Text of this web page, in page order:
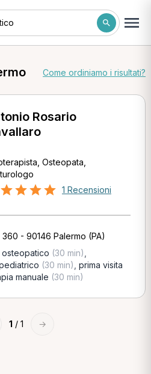
Come ordiniamo i risultati?
Rosario
Osteopata,
1 Recensioni
360 - 90146 Palermo (PA)
osteopatico (30 min)
(30 min) prima visita
manuale (30 min)
1 / 1 →